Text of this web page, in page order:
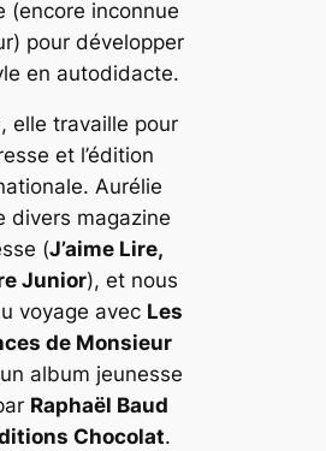
(encore inconnue
pour développer
en autodidacte.
elle travaille pour
et l’édition
Aurélie
divers magazine
(J’aime Lire,
Junior), et nous
voyage avec Les
de Monsieur
album jeunesse
Raphaël Baud
Chocolat.